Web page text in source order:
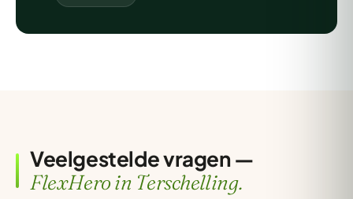
Veelgestelde vragen —
FlexHero in Terschelling.